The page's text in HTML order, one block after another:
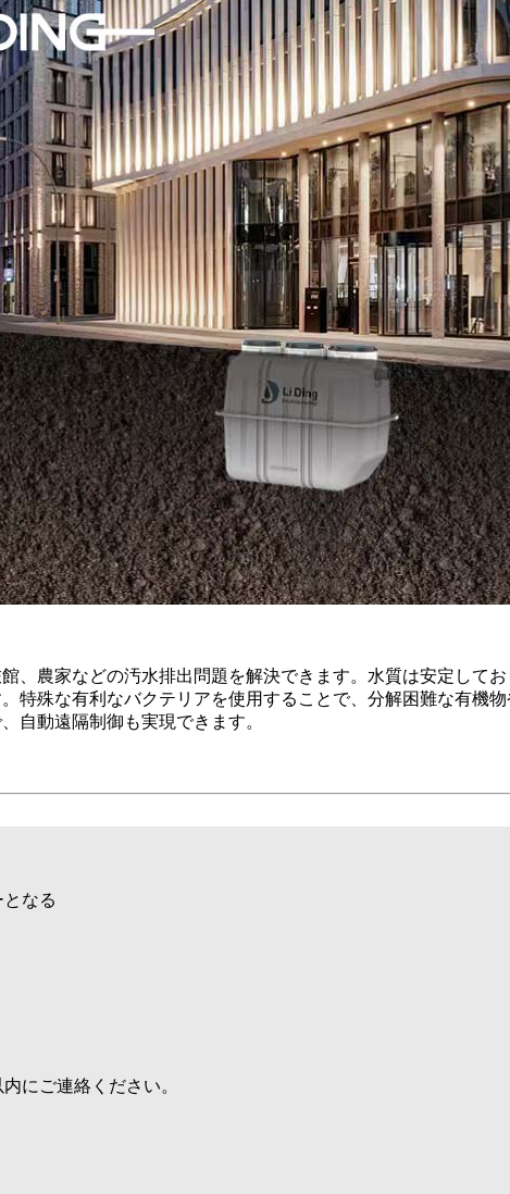
、農家などの汚水排出問題を解決できます。水質は安定して
特殊な有利なバクテリアを使用することで、分解困難な有機
自動遠隔制御も実現できます。
なる
にご連絡ください。